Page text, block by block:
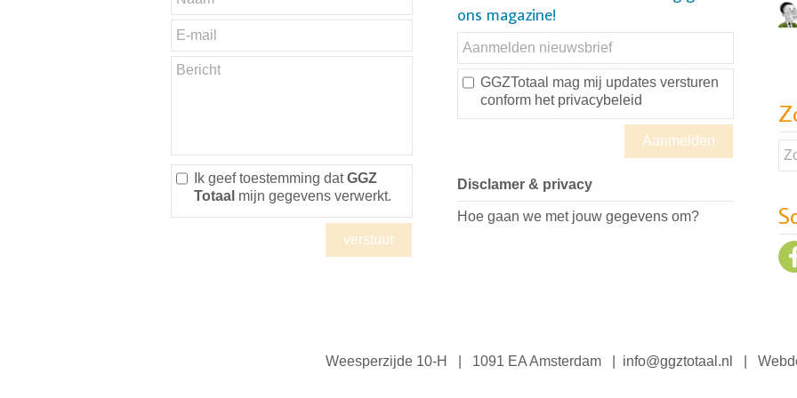
Ik geef toestemming datGGZ
Totaal mijn gegevens verwerkt.
ons magazine!
GGZTotaal mag mij updates versturen
conform het privacybeleid
Disclamer & privacy
Hoe gaan we met jouw gegevens om?
Weesperzijde 10-H | 1091 EA Amsterdam | info@ggztotaal.nl |